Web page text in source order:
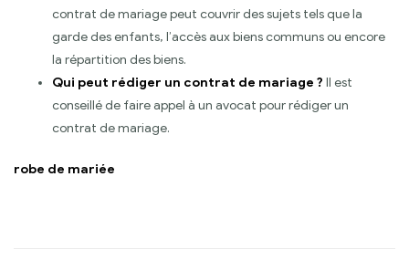
contrat de mariage peut couvrir des sujets tels que la
garde des enfants, l’accès aux biens communs ou encore
la répartition des biens.
Qui peut rédiger un contrat de mariage ? Il est
conseillé de faire appel à un avocat pour rédiger un
contrat de mariage.
robe de mariée